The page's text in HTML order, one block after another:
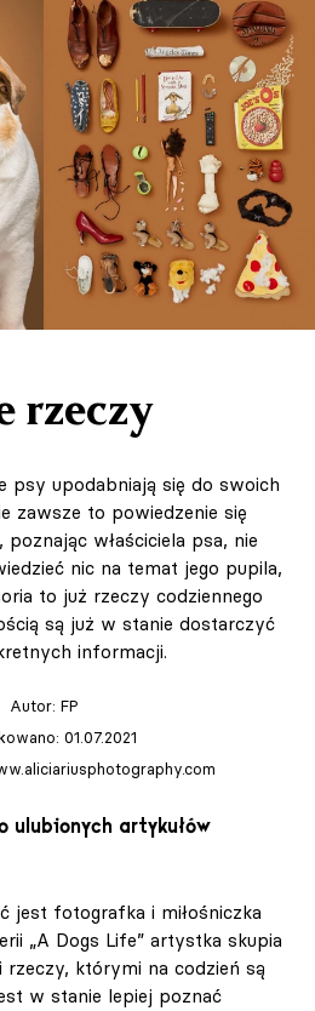
rzeczy
psy upodabniają się do swoich
zawsze to powiedzenie się
właściciela psa, nie
nic na temat jego pupila,
to już rzeczy codziennego
są już w stanie dostarczyć
informacji.
Autor: FP
01.07.2021
ulubionych artykułów
jest fotografka i miłośniczka
„A Dogs Life” artystka skupia
którymi na codzień są
w stanie lepiej poznać